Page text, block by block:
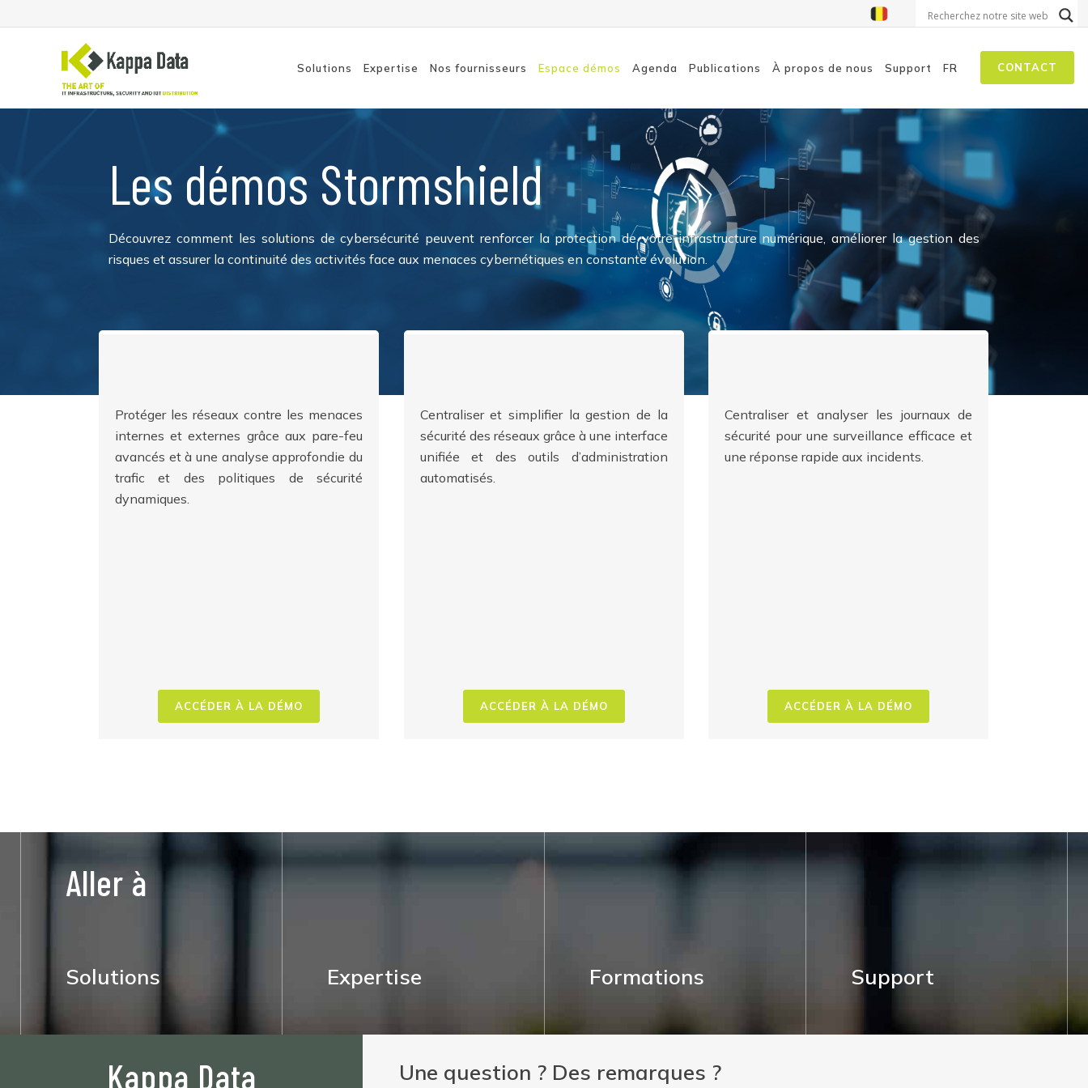
CONTACT
Solutions
Solutions Wi-Fi
Switch
Routage
Sauvegarde
Connexion à distance
sécurisée
Sécurité des terminaux
Sécurité du cloud
Sécurité réseau
SASE
Détection aux menaces
Sensibilisation à la sécurité
Réseaux autopilotes
Expertise Nos fournisseurs Espace démos Agenda Publications À propos de nous Support FR
Les démos Stormshield
Découvrez comment les solutions de cybersécurité peuvent renforcer la protection de votre infrastructure numérique,améliorer la gestion des
risques et assurer la continuité des activités face aux menaces cybernétiques en constante évolution.
Protéger les réseaux contre les menaces
internes et externes grâce aux pare-feu
avancés et à une analyse approfondie du
trafic et des politiques de sécurité
dynamiques.
ACCÉDER À LA DÉMO
Centraliser et simplifier la gestion de la
sécurité des réseaux grâce à une interface
unifiée et des outils d’administration
automatisés.
ACCÉDER À LA DÉMO
Centraliser et analyser les journaux de
sécurité pour une surveillance efficace et
une réponse rapide aux incidents.
ACCÉDER À LA DÉMO
Aller à
Solutions Expertise Formations Support
Kappa Data Une question ? Des remarques ?